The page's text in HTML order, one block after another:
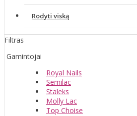
Rodyti viską
Filtras
Gamintojai
Royal Nails
Semilac
Staleks
Molly Lac
Top Choise